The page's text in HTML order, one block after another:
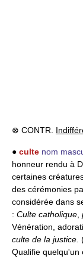
⊗ CONTR.
● culte nom
honneur rendu à
certaines
des cérémonies
considérée dans
: Culte catholique
Vénération,
culte de la justice.
Qualifie quelqu'un